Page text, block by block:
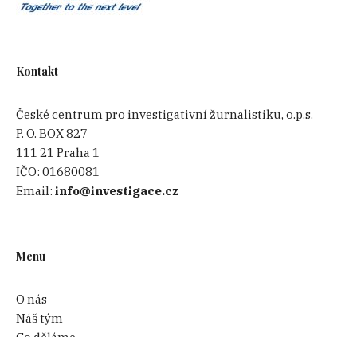
Kontakt
České centrum pro investigativní žurnalistiku, o.p.s.
P. O. BOX 827
111 21 Praha 1
IČO:01680081
Email:info@investigace.cz
Menu
O nás
Náš tým